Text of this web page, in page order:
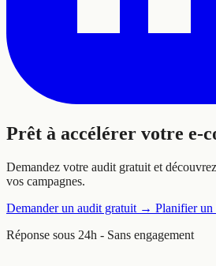
Prêt à accélérer votre e-
Demandez votre audit gratuit et
vos campagnes.
Demander un audit gratuit → Planifier un
Réponse sous 24h - Sans engagement